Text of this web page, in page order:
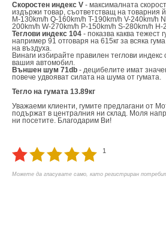
Скоростен индекс V - максималната
издържи товар, съответстващ на товарния
M-130km/h Q-160km/h T-190km/h V-240km/h
200km/h W-270km/h P-150km/h S-280km/h H-
Теглови индекс 104 - показва каква тежест
например 91 отговаря на 615кг за всяка
на въздуха.
Винаги избирайте правилен теглови индекс
вашия автомобил.
Външен шум 71db - децибелите имат
повече удвояват силата на шума от гумата.
Тегло на гумата 13.89кг
Уважаеми клиенти, гумите предлагани от
подържат в централния ни склад. Моля
ни посетите. Благодарим Ви!
1
Можете да гласувате само, като регистриран